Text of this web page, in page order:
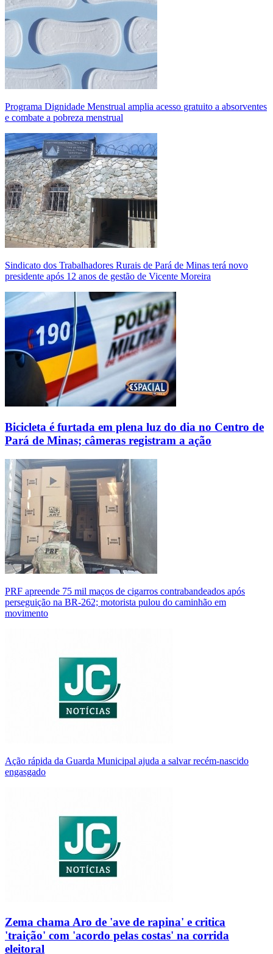
Programa Dignidade Menstrual amplia acesso gratuito a absorventes
e combate a pobreza menstrual
Sindicato dos Trabalhadores Rurais de Pará de Minas terá novo
presidente após 12 anos de gestão de Vicente Moreira
Bicicleta é furtada em plena luz do dia no Centro de
Pará de Minas; câmeras registram a ação
PRF apreende 75 mil maços de cigarros contrabandeados após
perseguição na BR-262; motorista pulou do caminhão em
movimento
Ação rápida da Guarda Municipal ajuda a salvar recém-nascido
engasgado
Zema chama Aro de 'ave de rapina' e critica
'traição' com 'acordo pelas costas' na corrida
eleitoral